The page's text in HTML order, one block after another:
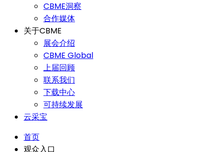
CBME洞察
合作媒体
关于CBME
展会介绍
CBME Global
上届回顾
联系我们
下载中心
可持续发展
云采宝
首页
观众入口